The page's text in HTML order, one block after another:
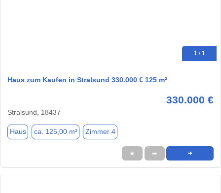
1 / 1
Haus zum Kaufen in Stralsund 330.000 € 125 m²
330.000 €
Stralsund, 18437
Haus ca. 125,00 m² Zimmer 4
★ ➦ ➜